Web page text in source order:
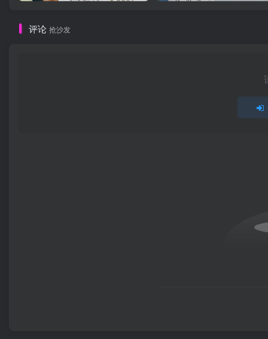
评论 抢沙发